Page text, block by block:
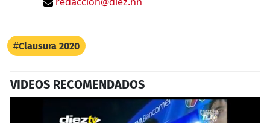
Clausura 2020
VIDEOS RECOMENDADOS